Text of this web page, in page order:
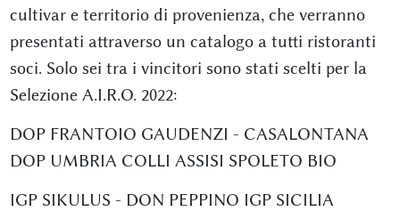
cultivar e territorio di provenienza, che verranno
presentati attraverso un catalogo a tutti ristoranti
soci. Solo sei tra i vincitori sono stati scelti per la
Selezione A.I.R.O. 2022:
DOP FRANTOIO GAUDENZI - CASALONTANA
DOP UMBRIA COLLI ASSISI SPOLETO BIO
IGP SIKULUS - DON PEPPINO IGP SICILIA